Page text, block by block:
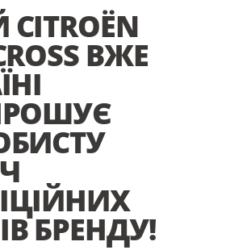
ВЖЕ
БРЕНДУ!